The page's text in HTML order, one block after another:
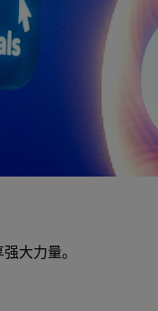
大力量。